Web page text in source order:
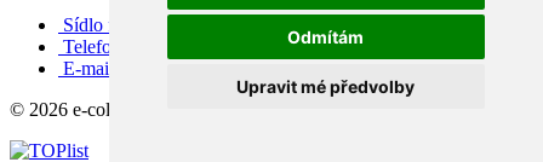
Odmítám
Upravit mé předvolby
Sídlo firmy: Boženy Němcové 739/1, Svitavy 568 02, CZ
Telefon: +420 608 449 590
E-mail: info@e-color.cz
© 2026 e-color.cz